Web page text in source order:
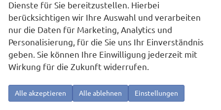
Volkswagen T7 California
Beach Tour 2.0 TDI DSG
sofort lieferbar Fahrzeug mit Tageszulassung
KraftstoffDiesel Außenfarbe
Monosilber Metallic
Leistung110 kW (150 PS) Kilometerstand10 km
Dienste für Sie bereitzustellen. Hierbei
berücksichtigen wir Ihre Auswahl und verarbeiten
nur die Daten für Marketing, Analytics und
Personalisierung, für die Sie uns Ihr Einverständnis
geben. Sie können Ihre Einwilligung jederzeit mit
Wirkung für die Zukunft widerrufen.
Alle akzeptieren Alle ablehnen Einstellungen